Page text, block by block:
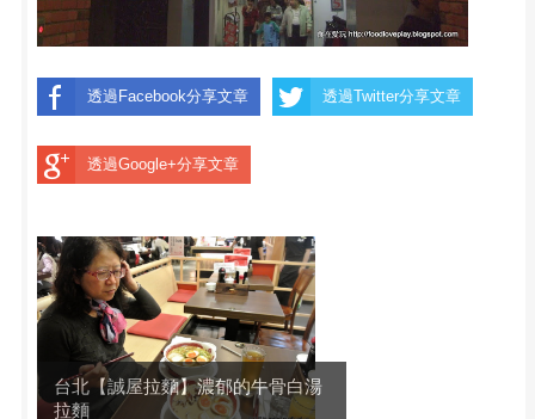
透過Facebook分享文章 透過Twitter分享文章
透過Google+分享文章
台北【誠屋拉麵】濃郁的牛骨白湯
拉麵